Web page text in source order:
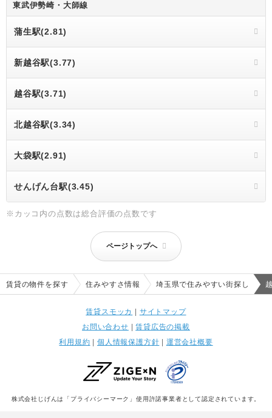
東武伊勢崎・大師線
蒲生駅(2.81)
新越谷駅(3.77)
越谷駅(3.71)
北越谷駅(3.34)
大袋駅(2.91)
せんげん台駅(3.45)
※カッコ内の点数は総合評価の点数です
ページトップへ
賃貸の物件を探す 住みやすさ情報 埼玉県で住みやすい街探し
賃貸スモッカ
サイトマップ
お問い合わせ |賃貸広告の掲載
利用規約
個人情報保護方針 運営会社概要
株式会社じげんは「プライバシーマーク」使用許諾事業者として認定されています。